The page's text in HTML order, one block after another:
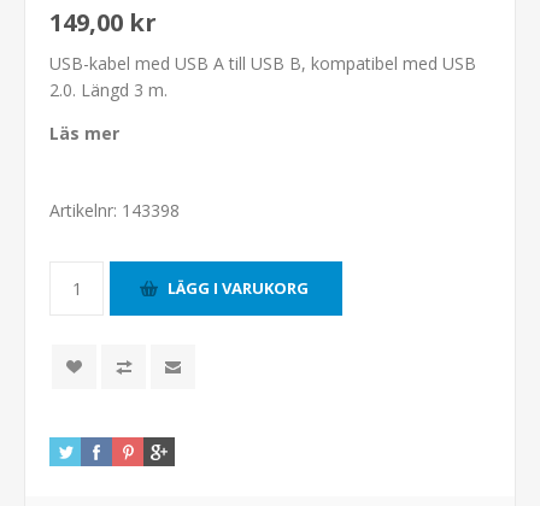
149,00 kr
USB-kabel med USB A till USB B, kompatibel med USB
2.0. Längd 3 m.
Läs mer
Artikelnr: 143398